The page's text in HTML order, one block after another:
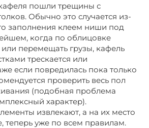
пошли трещины с
Обычно это случается из-
заполнения клеем ниши под
когда по облицовке
перемещать грузы, кафель
трескается или
если повредилась пока только
проверить весь пол
(подобная проблема
характер).
извлекают, а на их место
теперь уже по всем правилам.